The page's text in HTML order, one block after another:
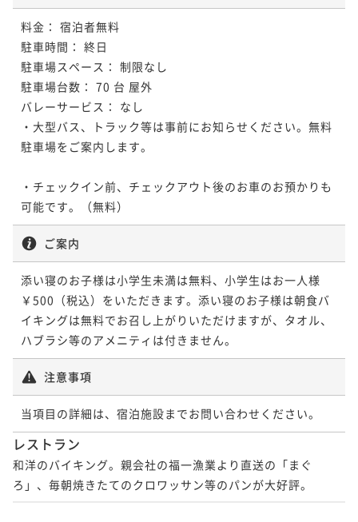
料金： 宿泊者無料
駐車時間： 終日
駐車場スペース： 制限なし
駐車場台数： 70 台 屋外
バレーサービス： なし
・大型バス、トラック等は事前にお知らせください。無料
駐車場をご案内します。
・チェックイン前、チェックアウト後のお車のお預かりも
可能です。（無料）
ご案内
添い寝のお子様は小学生未満は無料、小学生はお一人様
￥500（税込）をいただきます。添い寝のお子様は朝食バ
イキングは無料でお召し上がりいただけますが、タオル、
ハブラシ等のアメニティは付きません。
注意事項
当項目の詳細は、宿泊施設までお問い合わせください。
レストラン
和洋のバイキング。親会社の福一漁業より直送の「まぐ
ろ」、毎朝焼きたてのクロワッサン等のパンが大好評。